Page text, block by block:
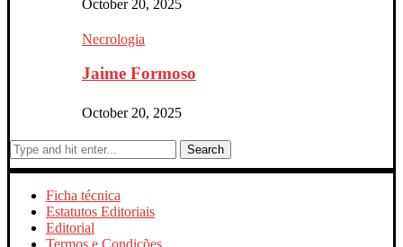
October 20, 2025
Necrologia
Jaime Formoso
October 20, 2025
Search
Ficha técnica
Estatutos Editoriais
Editorial
Termos e Condições